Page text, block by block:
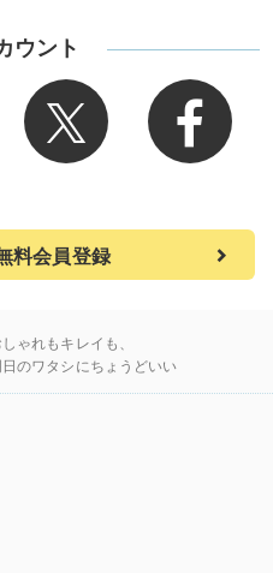
ウント
料会員登録
ゃれもキレイも、
のワタシにちょうどいい